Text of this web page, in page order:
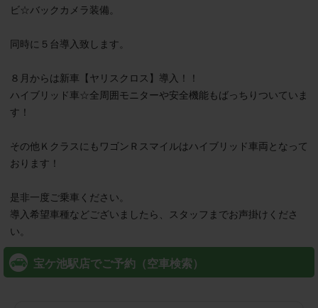
ビ☆バックカメラ装備。
同時に５台導入致します。
８月からは新車【ヤリスクロス】導入！！
ハイブリッド車☆全周囲モニターや安全機能もばっちりついていま
す！
その他ＫクラスにもワゴンＲスマイルはハイブリッド車両となって
おります！
是非一度ご乗車ください。
導入希望車種などございましたら、スタッフまでお声掛けくださ
い。
宝ケ池駅店でご予約（空車検索）